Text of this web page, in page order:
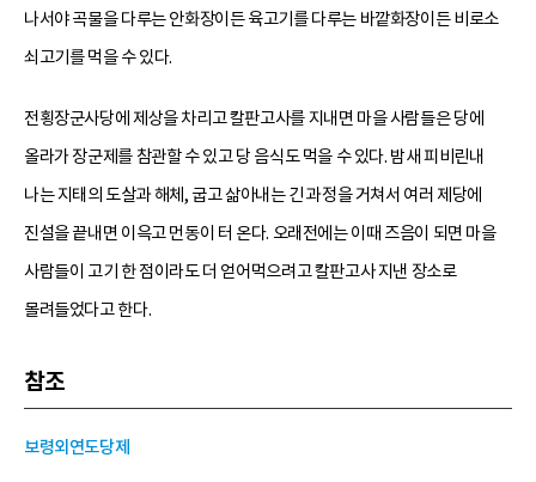
나서야 곡물을 다루는 안화장이든 육고기를 다루는 바깥화장이든 비로소
쇠고기를 먹을 수 있다.
전횡장군사당에 제상을 차리고 칼판고사를 지내면 마을 사람들은 당에
올라가 장군제를 참관할 수 있고 당 음식도 먹을 수 있다. 밤새 피비린내
나는 지태의 도살과 해체, 굽고 삶아내는 긴 과정을 거쳐서 여러 제당에
진설을 끝내면 이윽고 먼동이 터 온다. 오래전에는 이때 즈음이 되면 마을
사람들이 고기 한 점이라도 더 얻어먹으려고 칼판고사 지낸 장소로
몰려들었다고 한다.
참조
보령외연도당제